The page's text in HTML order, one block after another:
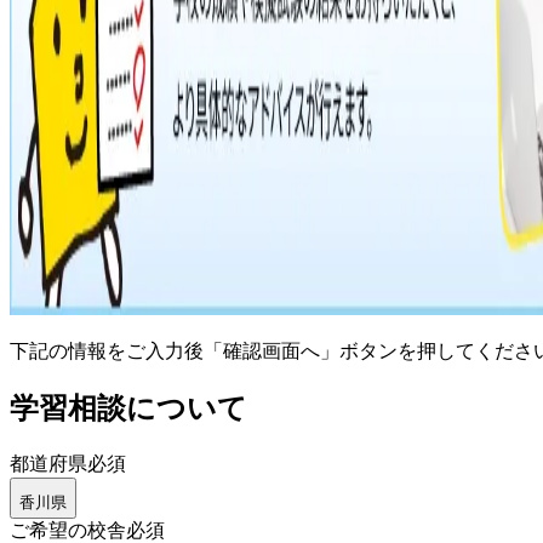
下記の情報をご入力後「確認画面へ」ボタンを押してくださ
学習相談について
都道府県必須
香川県
ご希望の校舎必須